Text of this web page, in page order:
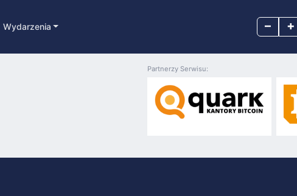
– +
Wydarzenia
Partnerzy Serwisu: